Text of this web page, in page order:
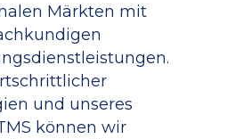
Märkten mit
und unseres
können wir